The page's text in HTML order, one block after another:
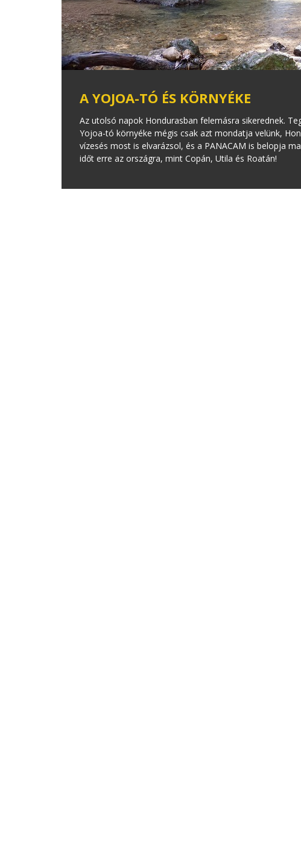
A YOJOA-TÓ ÉS KÖRNYÉKE
Az utolsó napok Hondurasban felemásra sikerednek.
Yojoa-tó környéke mégis csak azt mondatja velünk,
vízesés most is elvarázsol, és a PANACAM is belopja
időt erre az országra, mint Copán, Utila és Roatán!